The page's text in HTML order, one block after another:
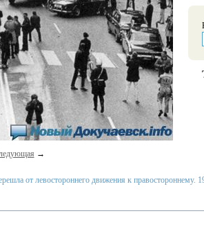
→
от левостороннего движения к правостороннему.